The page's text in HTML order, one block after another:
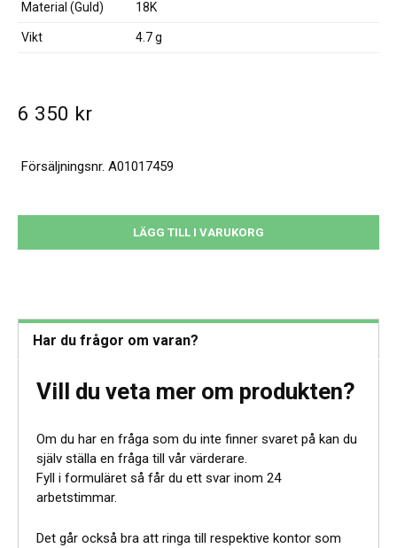
Material (Guld) 18K
Vikt 4.7 g
6 350 kr
Försäljningsnr. A01017459
VENETIANSK
TILLV.
"KATTFOT"-
mängd
LÄGG TILL I VARUKORG
Har du frågor om varan?
Vill du veta mer om produkten?
Om du har en fråga som du inte finner svaret på kan du
själv ställa en fråga till vår värderare.
Fyll i formuläret så får du ett svar inom 24
arbetstimmar.
Det går också bra att ringa till respektive kontor som